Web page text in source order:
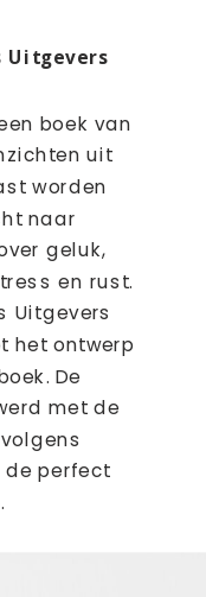
Uitgevers
boek van
uit
worden
naar
geluk,
en rust.
Uitgevers
het ontwerp
De
met de
perfect